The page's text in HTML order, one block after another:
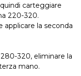
carteggiare
220-320.
applicare la seconda
320, eliminare la
mano.